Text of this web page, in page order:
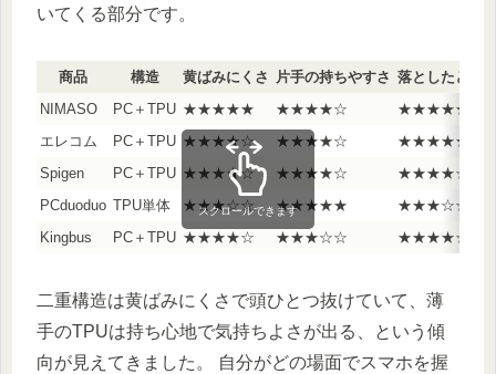
いてくる部分です。
商品 構造 黄ばみにくさ 片手の持ちやすさ 落としたとき
NIMASO
PC＋TPU ★★★★★ ★★★★☆
★★★★★
エレコム
PC＋TPU ★★★★☆ ★★★★☆
★★★★★
Spigen
PC＋TPU ★★★★☆ ★★★★☆
★★★★☆
PCduoduo TPU単体 ★★★☆☆ ★★★★★
★★★☆☆
Kingbus
PC＋TPU ★★★★☆ ★★★☆☆ ★★★★☆
スクロールできます
二重構造は黄ばみにくさで頭ひとつ抜けていて、薄
手のTPUは持ち心地で気持ちよさが出る、という傾
向が見えてきました。 自分がどの場面でスマホを握